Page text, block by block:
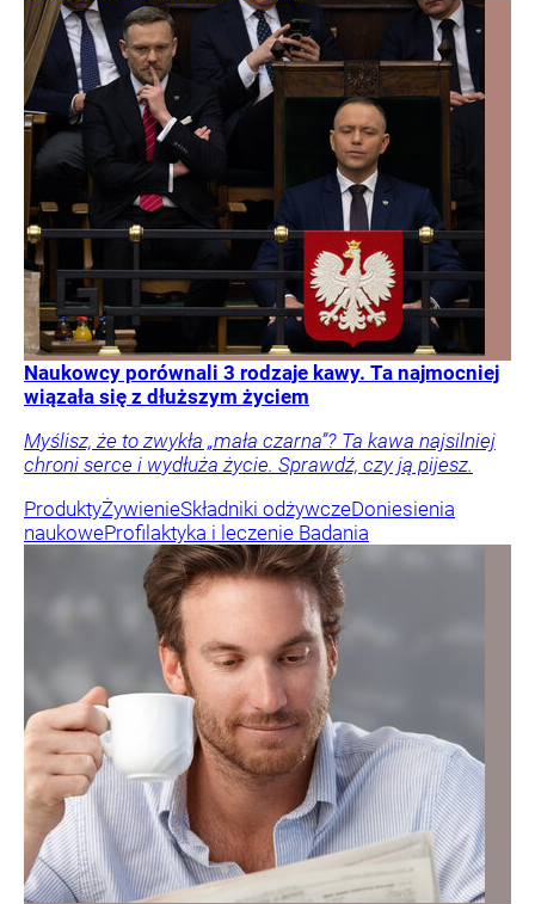
Naukowcy porównali 3 rodzaje kawy. Ta najmocniej
wiązała się z dłuższym życiem
Myślisz, że to zwykła „mała czarna”? Ta kawa najsilniej
chroni serce i wydłuża życie. Sprawdź, czy ją pijesz.
ProduktyŻywienieSkładniki odżywczeDoniesienia
naukoweProfilaktyka i leczenie Badania